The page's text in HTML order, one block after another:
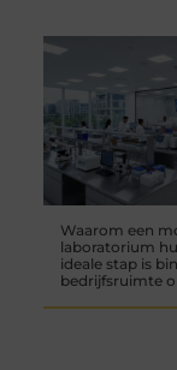
Waarom een
laboratorium
ideale stap is
bedrijfsruimte